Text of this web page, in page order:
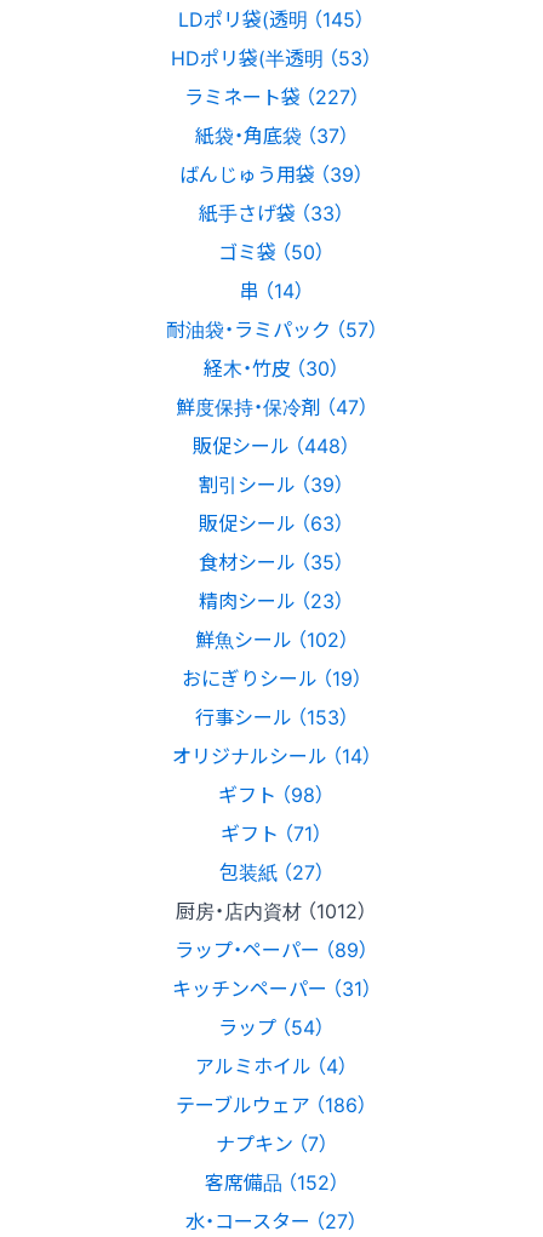
LDポリ袋(透明 （145）
HDポリ袋(半透明 （53）
ラミネート袋 （227）
紙袋・角底袋 （37）
ばんじゅう用袋 （39）
紙手さげ袋 （33）
ゴミ袋 （50）
串 （14）
耐油袋・ラミパック （57）
経木・竹皮 （30）
鮮度保持・保冷剤 （47）
販促シール （448）
割引シール （39）
販促シール （63）
食材シール （35）
精肉シール （23）
鮮魚シール （102）
おにぎりシール （19）
行事シール （153）
オリジナルシール （14）
ギフト （98）
ギフト （71）
包装紙 （27）
厨房・店内資材 （1012）
ラップ・ペーパー （89）
キッチンペーパー （31）
ラップ （54）
アルミホイル （4）
テーブルウェア （186）
ナプキン （7）
客席備品 （152）
水・コースター （27）